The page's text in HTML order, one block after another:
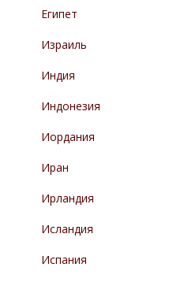
Египет
Израиль
Индия
Индонезия
Иордания
Иран
Ирландия
Исландия
Испания